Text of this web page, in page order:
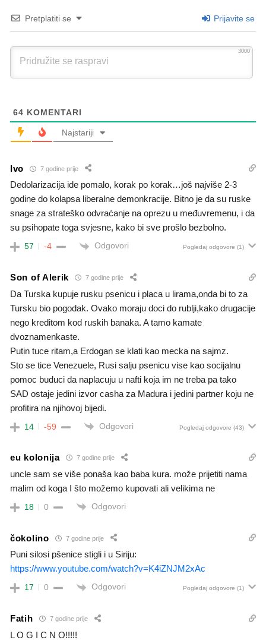
Pretplatiti se Prijavite se
3000
64 KOMENTARI
Najstariji
Ivo 7 godine prije
Dedolarizacija ide pomalo, korak po korak…još najviše 2-3
godine do kolapsa liberalne demonkracije. Bitno je da su ruske
snage za strateško odvraćanje na oprezu u međuvremenu, i da
su psihopate toga svjesne, kako bi sve prošlo bezbolno.
57 -4 Odgovori Pogledaj odgovore (1)
Son of Alerik 7 godine prije
Da Turska kupuje rusku psenicu i placa u lirama,onda bi to za
Tursku bio pogodak. Ovako moraju doci do rublji,kako drugacije
nego kreditom kod ruskih banaka. A tamo kamate
dvoznamenkaste.
Putin tuce ritam,a Erdogan se klati kao mecka na sajmz.
Sto se tice Venezuele, Rusi salju psenicu vise kao socijalnu
pomoc buduci da naplacuju u nafti koja im ne treba pa tako
SAD ostaje jedini izvor casha za Madura i jedini partner koju ne
profitira na njihovoj bijedi.
14 -59 Odgovori Pogledaj odgovore (43)
eu kolonija 7 godine prije
uncle sam se više ponaša kao baba kura. može prijetiti nama
malim od koga I što možemo kupovati ali velikima ne
18 0 Odgovori
čokolino 7 godine prije
Puni silosi pšenice stigli i u Siriju:
https://www.youtube.com/watch?v=K4iZNJM2xAc
17 0 Odgovori Pogledaj odgovore (1)
Fatih 7 godine prije
L O G I C N O!!!!!